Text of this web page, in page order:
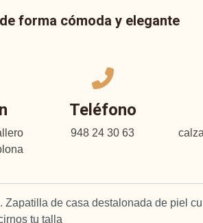
forma cómoda y elegante
Teléfono
948 24 30 63